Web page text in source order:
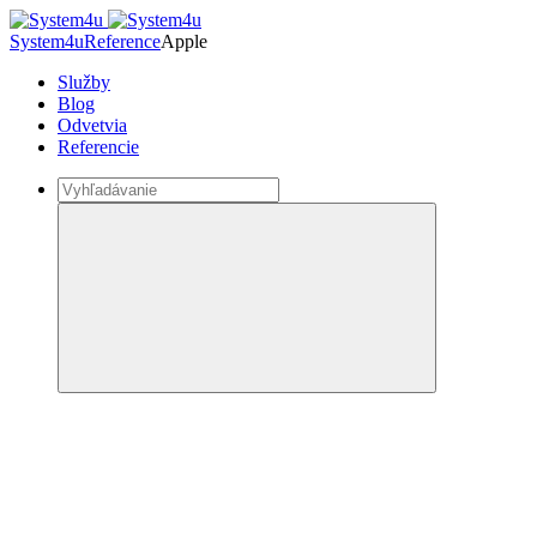
System4uReferenceApple
Služby
Blog
Odvetvia
Referencie